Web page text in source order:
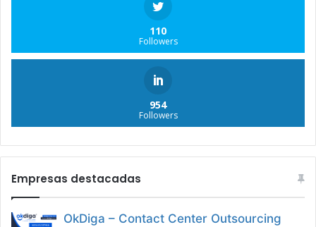
110
Followers
954
Followers
Empresas destacadas
OkDiga – Contact Center Outsourcing